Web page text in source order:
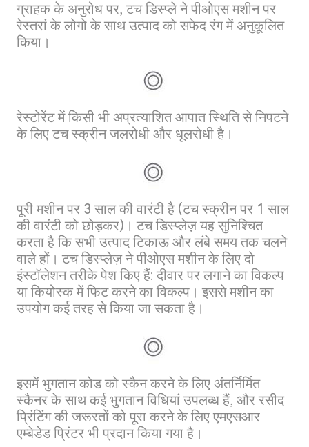
ग्राहक के अनुरोध पर, टच डिस्प्ले ने पीओएस मशीन पर
रेस्तरां के लोगो के साथ उत्पाद को सफेद रंग में अनुकूलित
किया।
रेस्टोरेंट में किसी भी अप्रत्याशित आपात स्थिति से निपटने
के लिए टच स्क्रीन जलरोधी और धूलरोधी है।
पूरी मशीन पर 3 साल की वारंटी है (टच स्क्रीन पर 1 साल
की वारंटी को छोड़कर)। टच डिस्प्लेज़ यह सुनिश्चित
करता है कि सभी उत्पाद टिकाऊ और लंबे समय तक चलने
वाले हों। टच डिस्प्लेज़ ने पीओएस मशीन के लिए दो
इंस्टॉलेशन तरीके पेश किए हैं: दीवार पर लगाने का विकल्प
या कियोस्क में फिट करने का विकल्प। इससे मशीन का
उपयोग कई तरह से किया जा सकता है।
इसमें भुगतान कोड को स्कैन करने के लिए अंतर्निर्मित
स्कैनर के साथ कई भुगतान विधियां उपलब्ध हैं, और रसीद
प्रिंटिंग की जरूरतों को पूरा करने के लिए एमएसआर
एम्बेडेड प्रिंटर भी प्रदान किया गया है।